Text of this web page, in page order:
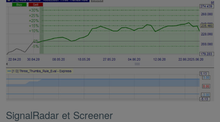
SignalRadar et Screener